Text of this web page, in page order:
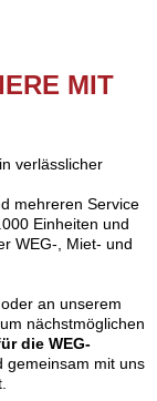
MIT
verlässlicher
mehreren Service
Einheiten und
WEG-, Miet- und
oder an unserem
nächstmöglichen
die WEG-
gemeinsam mit uns